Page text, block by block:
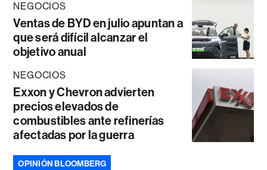
NEGOCIOS
Ventas de BYD en julio apuntan a
que será difícil alcanzar el
objetivo anual
NEGOCIOS
Exxon y Chevron advierten
precios elevados de
combustibles ante refinerías
afectadas por la guerra
OPINIÓN BLOOMBERG